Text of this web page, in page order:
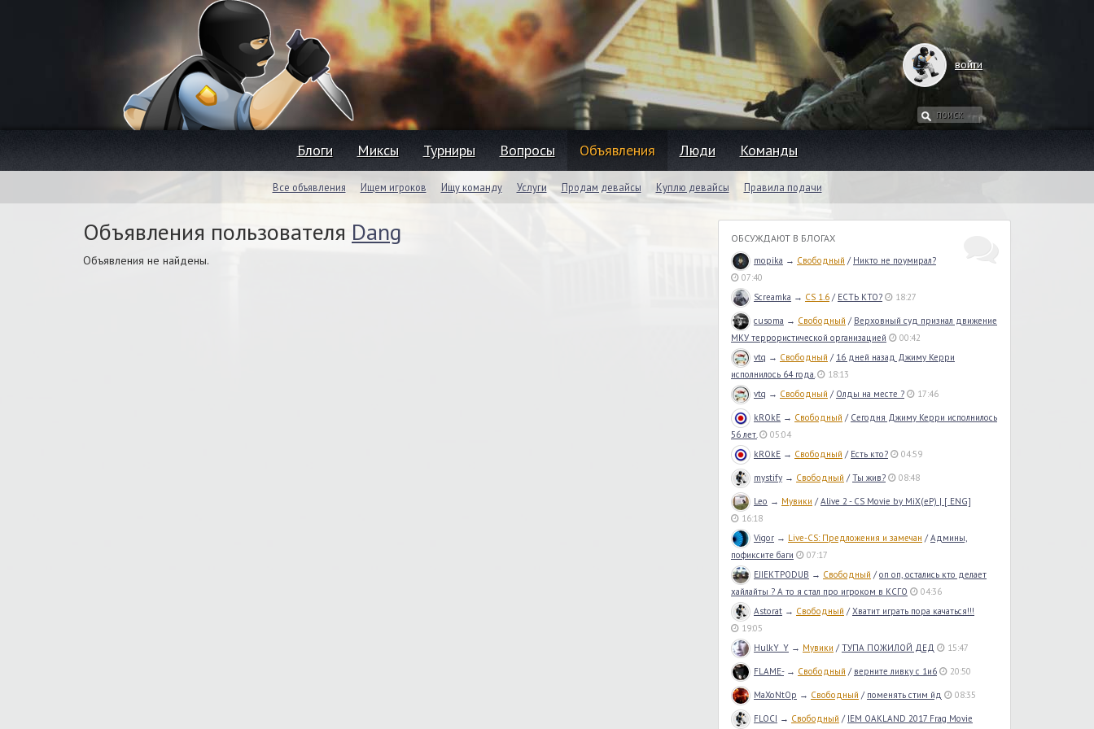
войти
Блоги Миксы Турниры Вопросы Объявления Люди Команды
Все объявления Ищем игроков Ищу команду Услуги Продам девайсы Куплю девайсы Правила подачи
Объявления пользователя Dang
Объявления не найдены.
ОБСУЖДАЮТ В БЛОГАХ
mopika → Свободный / Никто не поумирал?
07:40
Screamka → CS 1.6 / ЕСТЬ КТО? 18:27
cusoma → Свободный / Верховный суд признал движение
МКУ террористической организацией
00:42
vtq → Свободный / 16 дней назад Джиму Керри
исполнилось 64 года.
18:13
vtq → Свободный / Олды на месте ? 17:46
kROkE → Свободный / Сегодня Джиму Керри исполнилось
56 лет.
05:04
kROkE → Свободный / Есть кто? 04:59
mystify → Свободный /Ты жив? 08:48
Leo → Мувики /Alive 2 - CS Movie by MiX(eP) | [ ENG]
16:18
Vigor → Live-CS: Предложения и замечан /Админы,
пофиксите баги
07:17
EJIEKTPODUB → Свободный /оп оп, остались кто делает
хайлайты ? А то я стал про игроком в КСГО
04:36
Astorat → Свободный /Хватит играть пора качаться!!!
19:05
HulkY_Y → Мувики /ТУПА ПОЖИЛОЙ ДЕД 15:47
FLAME-→ Свободный / верните ливку с 1и6 20:50
MaXoNtOp → Свободный / поменять стим йд 08:35
FLOCI → Свободный / IEM OAKLAND 2017 Frag Movie